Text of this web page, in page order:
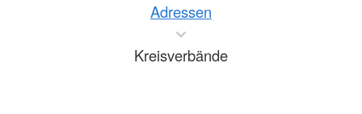
Adressen
Kreisverbände